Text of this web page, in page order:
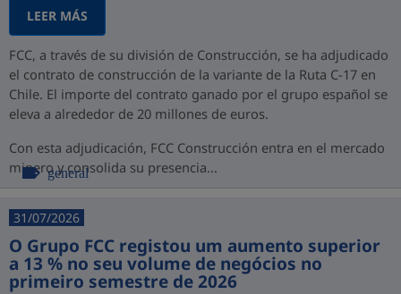
LEER MÁS
FCC, a través de su división de Construcción, se ha adjudicado
el contrato de construcción de la variante de la Ruta C-17 en
Chile. El importe del contrato ganado por el grupo español se
eleva a alrededor de 20 millones de euros.
Con esta adjudicación, FCC Construcción entra en el mercado
minero y consolida su presencia...
general
31/07/2026
O Grupo FCC registou um aumento superior
a 13 % no seu volume de negócios no
primeiro semestre de 2026